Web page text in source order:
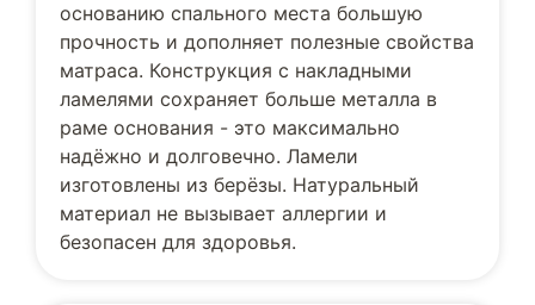
основанию спального места большую
прочность и дополняет полезные свойства
матраса. Конструкция с накладными
ламелями сохраняет больше металла в
раме основания - это максимально
надёжно и долговечно. Ламели
изготовлены из берёзы. Натуральный
материал не вызывает аллергии и
безопасен для здоровья.